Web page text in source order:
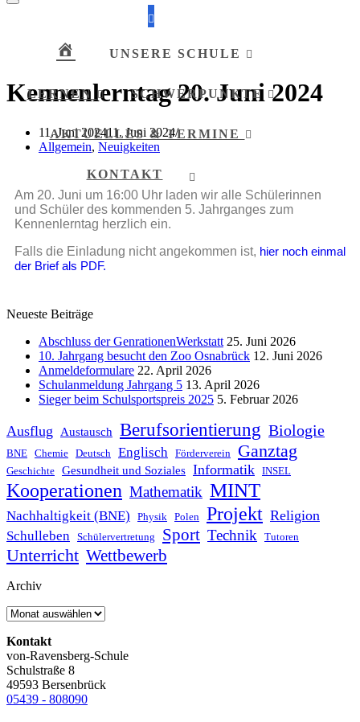
UNSERE SCHULE
LERNEN SCHWERPUNKTE
AKTUELLES & TERMINE
KONTAKT
Kennenlerntag 20. Juni 2024
11. Juni 202411. Juni 2024
Allgemein, Neuigkeiten
Am 20. Juni um 16:00 Uhr laden wir alle Schülerinnen
und Schüler des kommenden 5. Jahrganges zum
Kennenlerntag herzlich ein.
Falls die Einladung nicht angekommen ist, hier noch einmal
der Brief als PDF.
Neueste Beiträge
Abschluss der GenrationenWerkstatt 25. Juni 2026
10. Jahrgang besucht den Zoo Osnabrück 12. Juni 2026
Anmeldeformulare 22. April 2026
Schulanmeldung Jahrgang 5 13. April 2026
Sieger beim Schulsportspreis 2025 5. Februar 2026
Ausflug Austausch Berufsorientierung Biologie
BNE Chemie Deutsch Englisch Förderverein Ganztag
Geschichte Gesundheit und Soziales Informatik INSEL
Kooperationen Mathematik MINT
Nachhaltigkeit (BNE) Physik Polen Projekt Religion
Schulleben Schülervertretung Sport Technik Tutoren
Unterricht Wettbewerb
Archiv
Kontakt
von-Ravensberg-Schule
Schulstraße 8
49593 Bersenbrück
05439 - 808090